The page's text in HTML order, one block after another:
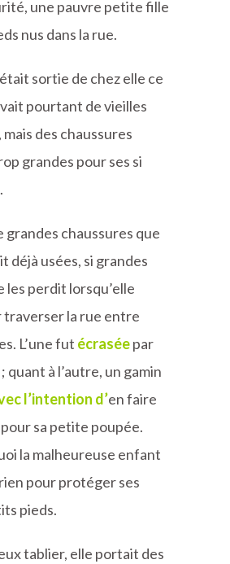
une pauvre petite fille
nus dans la rue.
sortie de chez elle ce
pourtant de vieilles
des chaussures
grandes pour ses si
grandes chaussures que
déjà usées, si grandes
les perdit lorsqu’elle
la rue entre
L’une fut écraséepar
quant à l’autre, un gamin
l’intention d’en faire
pour sa petite poupée.
la malheureuse enfant
pour protéger ses
pieds.
tablier, elle portait des